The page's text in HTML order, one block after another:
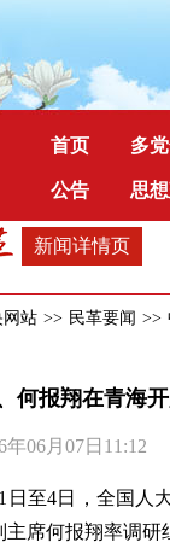
首页 多
公告 思
新闻详情页
网站 >> 民革要闻 >>
何报翔在青海
06月07日11:12
日至4日，全国人
主席何报翔率调